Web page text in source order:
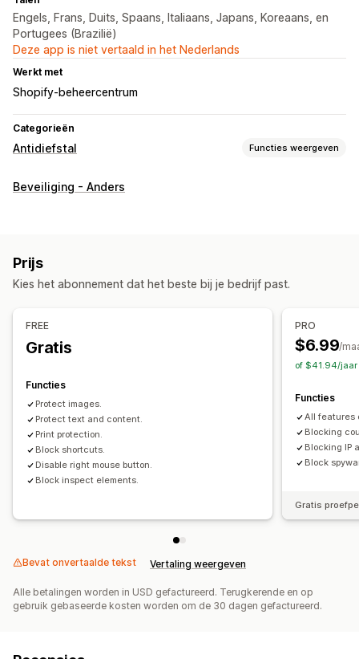
Engels, Frans, Duits, Spaans, Italiaans, Japans, Koreaans, en
Portugees (Brazilië)
Deze app is niet vertaald in het Nederlands
Werkt met
Shopify-beheercentrum
Categorieën
Antidiefstal Functies weergeven
Beschermde elementen
Geblokkeerde acties
Kopiëren en plakken
Tekstselectie
Rechtsklikken
Slepen en neerzetten
Spy-extensies
IP-toegang
Beveiliging - Anders
Prijs
Kies het abonnement dat het beste bij je bedrijf past.
FREE
Gratis
Functies
Protect images.
Protect text and content.
Print protection.
Block shortcuts.
Disable right mouse button.
Block inspect elements.
PRO
$6.99/
of $41.94/jaar
Functies
All features
Blocking
Blocking IP
Block
Gratis
Bevat onvertaalde tekst Vertaling weergeven
Alle betalingen worden in USD gefactureerd. Terugkerende en op
gebruik gebaseerde kosten worden om de 30 dagen gefactureerd.